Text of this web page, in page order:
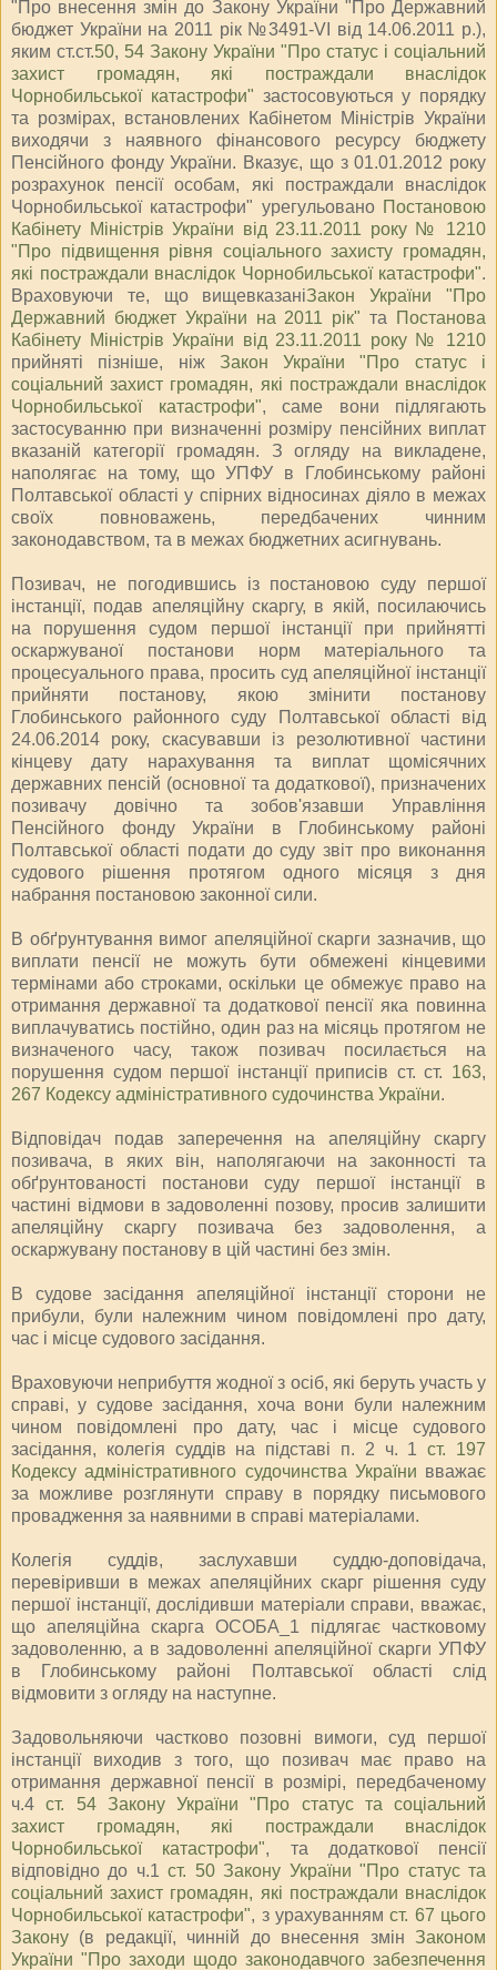
"Про внесення змін до Закону України "Про Державний
бюджет України на 2011 рік №3491-VI від 14.06.2011 р.),
яким ст.ст.50, 54 Закону України "Про статус і соціальний
захист громадян, які постраждали внаслідок
Чорнобильської катастрофи" застосовуються у порядку
та розмірах, встановлених Кабінетом Міністрів України
виходячи з наявного фінансового ресурсу бюджету
Пенсійного фонду України. Вказує, що з 01.01.2012 року
розрахунок пенсії особам, які постраждали внаслідок
Чорнобильської катастрофи" урегульовано Постановою
Кабінету Міністрів України від 23.11.2011 року № 1210
"Про підвищення рівня соціального захисту громадян,
які постраждали внаслідок Чорнобильської катастрофи".
Враховуючи те, що вищевказаніЗакон України "Про
Державний бюджет України на 2011 рік" та
Постанова
Кабінету Міністрів України від 23.11.2011 року № 1210
прийняті пізніше, ніж Закон України "Про статус і
соціальний захист громадян, які постраждали внаслідок
Чорнобильської катастрофи", саме вони підлягають
застосуванню при визначенні розміру пенсійних виплат
вказаній категорії громадян. З огляду на викладене,
наполягає на тому, що УПФУ в Глобинському районі
Полтавської області у спірних відносинах діяло в межах
своїх повноважень, передбачених чинним
законодавством, та в межах бюджетних асигнувань.
Позивач, не погодившись із постановою суду першої
інстанції, подав апеляційну скаргу, в якій, посилаючись
на порушення судом першої інстанції при прийнятті
оскаржуваної постанови норм матеріального та
процесуального права, просить суд апеляційної інстанції
прийняти постанову, якою змінити постанову
Глобинського районного суду Полтавської області від
24.06.2014 року, скасувавши із резолютивної частини
кінцеву дату нарахування та виплат щомісячних
державних пенсій (основної та додаткової), призначених
позивачу довічно та зобов'язавши Управління
Пенсійного фонду України в Глобинському районі
Полтавської області подати до суду звіт про виконання
судового рішення протягом одного місяця з дня
набрання постановою законної сили.
В обґрунтування вимог апеляційної скарги зазначив, що
виплати пенсії не можуть бути обмежені кінцевими
термінами або строками, оскільки це обмежує право на
отримання державної та додаткової пенсії яка повинна
виплачуватись постійно, один раз на місяць протягом не
визначеного часу, також позивач посилається на
порушення судом першої інстанції приписів ст. ст. 163,
267 Кодексу адміністративного судочинства України.
Відповідач подав заперечення на апеляційну скаргу
позивача, в яких він, наполягаючи на законності та
обґрунтованості постанови суду першої інстанції в
частині відмови в задоволенні позову, просив залишити
апеляційну скаргу позивача без задоволення, а
оскаржувану постанову в цій частині без змін.
В судове засідання апеляційної інстанції сторони не
прибули, були належним чином повідомлені про дату,
час і місце судового засідання.
Враховуючи неприбуття жодної з осіб, які беруть участь у
справі, у судове засідання, хоча вони були належним
чином повідомлені про дату, час і місце судового
засідання, колегія суддів на підставі п. 2 ч. 1ст. 197
Кодексу адміністративного судочинства України вважає
за можливе розглянути справу в порядку письмового
провадження за наявними в справі матеріалами.
Колегія суддів, заслухавши суддю-доповідача,
перевіривши в межах апеляційних скарг рішення суду
першої інстанції, дослідивши матеріали справи, вважає,
що апеляційна скарга ОСОБА_1 підлягає частковому
задоволенню, а в задоволенні апеляційної скарги УПФУ
в Глобинському районі Полтавської області слід
відмовити з огляду на наступне.
Задовольняючи частково позовні вимоги, суд першої
інстанції виходив з того, що позивач має право на
отримання державної пенсії в розмірі, передбаченому
ч.4ст. 54 Закону України "Про статус та соціальний
захист громадян, які постраждали внаслідок
Чорнобильської катастрофи", та додаткової пенсії
відповідно до ч.1ст. 50 Закону України "Про статус та
соціальний захист громадян, які постраждали внаслідок
Чорнобильської катастрофи", з урахуваннямст. 67 цього
Закону (в редакції, чинній до внесення змін Законом
України "Про заходи щодо законодавчого забезпечення